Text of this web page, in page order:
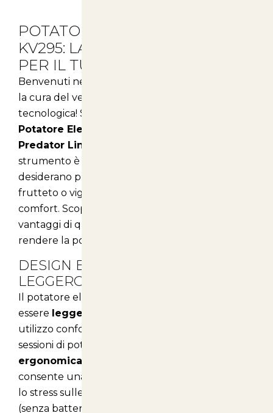
POTATORE ELETTRONICO
KV295: LA SOLUZIONE IDEALE
PER IL TUO GIARDINO
Benvenuti nel mondo di
la cura del verde si unisce all'innovazione
tecnologica! Siamo entusiasti di presentarvi il
Potatore Elettronico KV295
Predator Line di Originale Volpi
strumento è dedicato a tutti coloro che
desiderano prendersi cura del proprio giardino,
frutteto o vigneto con la massima efficienza e
comfort. Scopriamo insieme le caratteristiche e i
vantaggi di questo prodotto, pensato per
rendere la potatura un'attività facile e piacevole.
DESIGN ERGONOMICO E
LEGGERO
Il potatore elettronico KV295 è progettato per
essere leggero e pratico
utilizzo confortevole anche durante le lunghe
sessioni di potatura. La sua
ergonomica
consente una presa sicura, riducendo la fatica e
lo stress sulle mani. Con un peso di soli 0,68 Kg
(senza batteria), potete lavorare per ore senza